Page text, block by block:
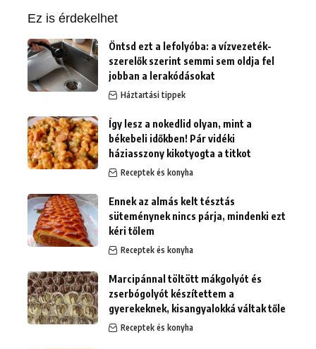
Ez is érdekelhet
Öntsd ezt a lefolyóba: a vízvezeték-
szerelők szerint semmi sem oldja fel
jobban a lerakódásokat
Háztartási tippek
Így lesz a nokedlid olyan, mint a
békebeli időkben! Pár vidéki
háziasszony kikotyogta a titkot
Receptek és konyha
Ennek az almás kelt tésztás
süteménynek nincs párja, mindenki ezt
kéri tőlem
Receptek és konyha
Marcipánnal töltött mákgolyót és
zserbógolyót készítettem a
gyerekeknek, kisangyalokká váltak tőle
Receptek és konyha